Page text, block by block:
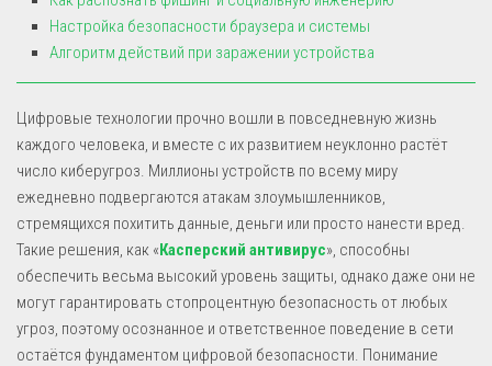
Настройка безопасности браузера и системы
Алгоритм действий при заражении устройства
Цифровые технологии прочно вошли в повседневную жизнь
каждого человека, и вместе с их развитием неуклонно растёт
число киберугроз. Миллионы устройств по всему миру
ежедневно подвергаются атакам злоумышленников,
стремящихся похитить данные, деньги или просто нанести вред.
Такие решения, как «Касперский антивирус», способны
обеспечить весьма высокий уровень защиты, однако даже они не
могут гарантировать стопроцентную безопасность от любых
угроз, поэтому осознанное и ответственное поведение в сети
остаётся фундаментом цифровой безопасности. Понимание